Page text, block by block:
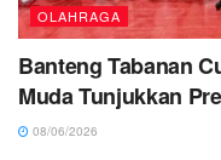
OLAHRAGA
Banteng Tabanan
Muda Tunjukkan
08/06/2026